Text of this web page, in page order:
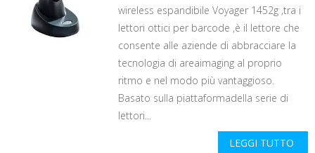
wireless espandibile Voyager 1452g ,tra i
lettori ottici per barcode ,è il lettore che
consente alle aziende di abbracciare la
tecnologia di areaimaging al proprio
ritmo e nel modo più vantaggioso.
Basato sulla piattaformadella serie di
lettori...
LEGGI TUTTO